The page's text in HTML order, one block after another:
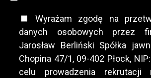
Wyrażam zgodę na
danych osobowych przez
Jarosław Berliński Spółka
Chopina 47/1, 09-402 Płock,
celu prowadzenia rekrutacji